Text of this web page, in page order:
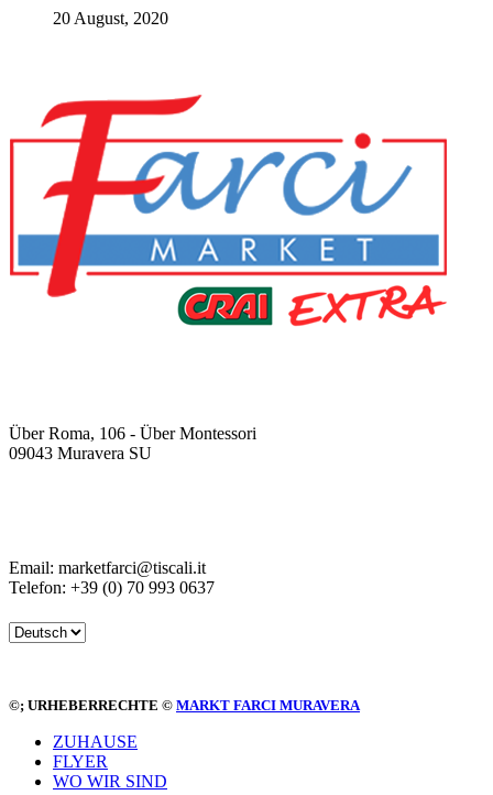
20 August, 2020
Über Roma, 106 - Über Montessori
09043 Muravera SU
Email: marketfarci@tiscali.it
Telefon: +39 (0) 70 993 0637
©; URHEBERRECHTE © MARKT FARCI MURAVERA
ZUHAUSE
FLYER
WO WIR SIND